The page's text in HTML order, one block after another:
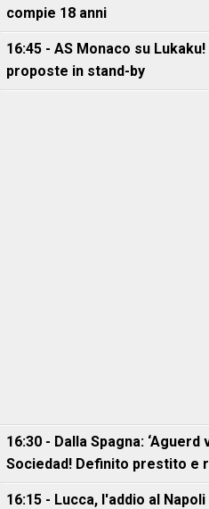
compie 18 anni
16:45 - AS Monaco su
proposte in stand-by
16:30 - Dalla Spagna:
Sociedad! Definito prestito e
16:15 - Lucca, l'addio al